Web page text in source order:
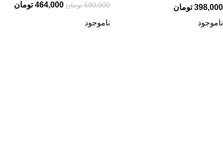
398,000 تومان 580,000 تومان 464,000 تومان
ناموجود ناموجود